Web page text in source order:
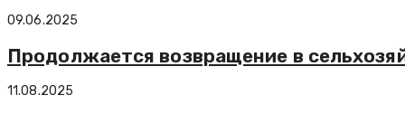
09.06.2025
Продолжается возвращение в
11.08.2025